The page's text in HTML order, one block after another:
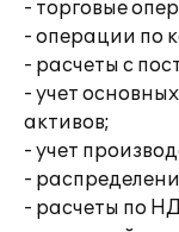
- торговые
- операции по
- расчеты с
- учет
активов;
- учет
-
- расчеты по